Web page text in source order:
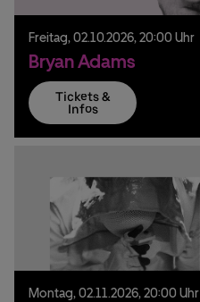
Freitag, 02.10.2026, 20:00 Uhr
Bryan Adams
Tickets &
Infos
Montag, 02.11.2026, 20:00 Uhr